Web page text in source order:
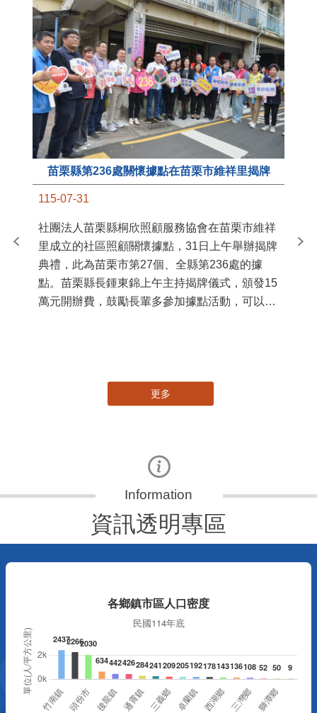
苗栗縣第236處關懷據點在苗栗市維祥里揭牌
115-07-31
社團法人苗栗縣桐欣照顧服務協會在苗栗市維祥
里成立的社區照顧關懷據點，31日上午舉辦揭牌
典禮，此為苗栗市第27個、全縣第236處的據
點。苗栗縣長鍾東錦上午主持揭牌儀式，頒發15
萬元開辦費，鼓勵長輩多參加據點活動，可以更
苗
更多
資訊透明專區